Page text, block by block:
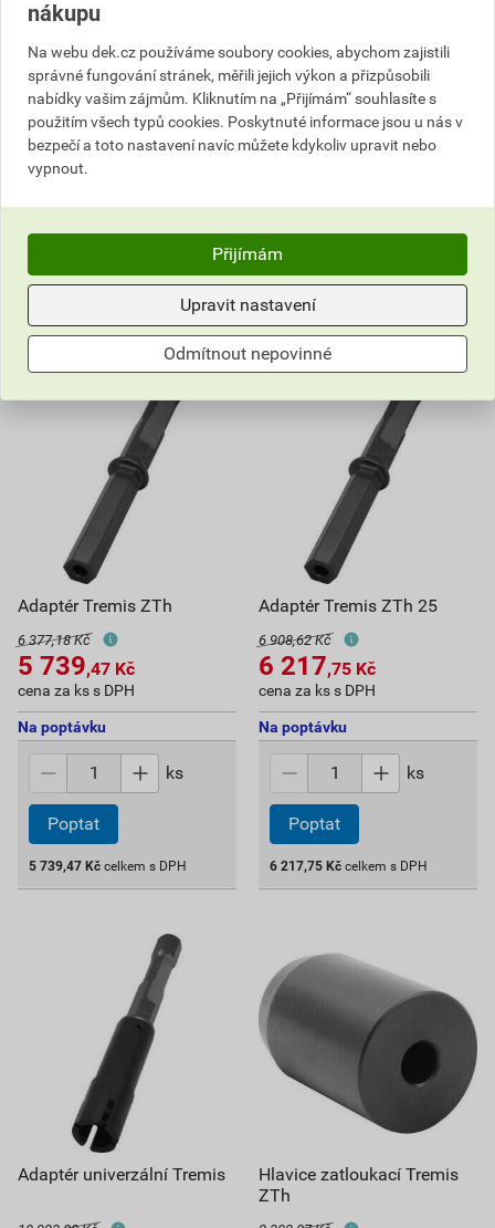
Tyč zemnicí ZTP 1,5 SR03K
740,04 Kč
666,03Kč
cena za ks s DPH
V centrálním skladu
Můžete mít 11. 8. v prodejně
ks
1 306,80 Kč
788,70Kč
cena za ks s DPH
V centrálním skladu
Můžete mít 11. 8. v prodejně
ks
788,70 Kč
Adaptér Tremis ZTh
6 377,18 Kč
5 739,47 Kč
cena za ks s DPH
Na poptávku
ks
Poptat
5 739,47 Kč celkem s DPH
Adaptér Tremis ZTh 25
6 908,62 Kč
6 217,75 Kč
cena za ks s DPH
Na poptávku
ks
Poptat
6 217,75 Kč celkem s DPH
Adaptér univerzální Tremis
Hlavice zatloukací Tremis
ZTh
nákupu
Na webu dek.cz používáme soubory cookies, abychom zajistili
správné fungování stránek, měřili jejich výkon a přizpůsobili
nabídky vašim zájmům. Kliknutím na „Přijímám“ souhlasíte s
použitím všech typů cookies. Poskytnuté informace jsou u nás v
bezpečí a toto nastavení navíc můžete kdykoliv upravit nebo
vypnout.
Přijímám
Upravit nastavení
Odmítnout nepovinné